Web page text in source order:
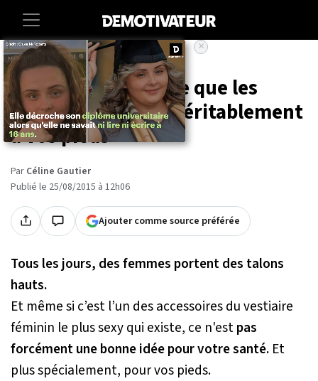
Accueil Lifestyle
On vous explique ce que les
talons hauts font véritablement
à vos pieds
Par Céline Gautier
Publié le 25/08/2015 à 12h06
Ajouter comme source préférée
Tous les jours, des femmes portent des talons
hauts.
Et même si c’est l’un des accessoires du vestiaire
féminin le plus sexy qui existe, ce n'estpas
forcément une bonne idée pour votre santé. Et
plus spécialement, pour vos pieds.
×